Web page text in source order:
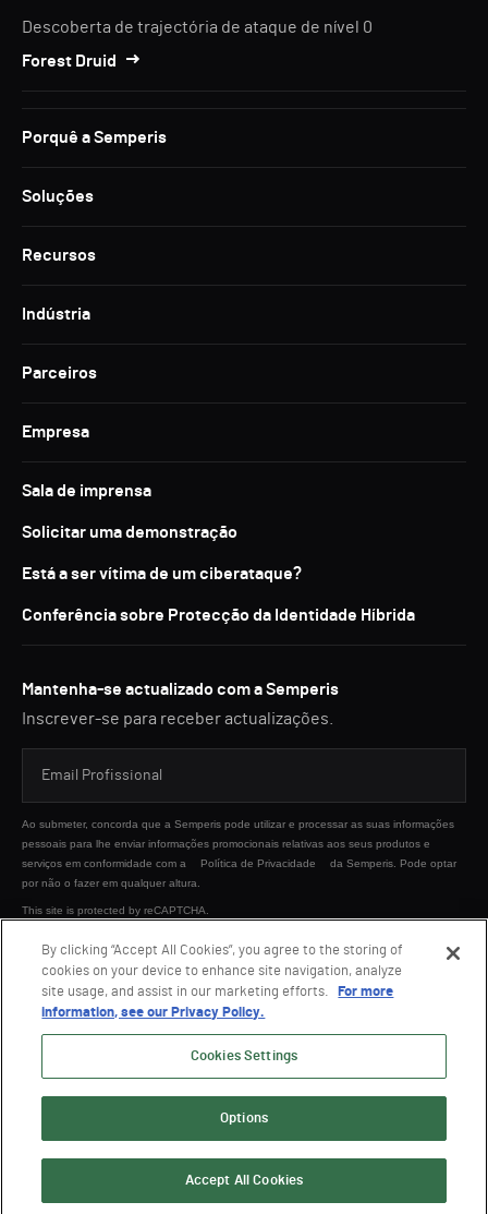
Descoberta de trajectória de ataque de nível 0
Forest Druid
Porquê a Semperis
Soluções
Recursos
Indústria
Parceiros
Empresa
Sala de imprensa
Solicitar uma demonstração
Está a ser vítima de um ciberataque?
Conferência sobre Protecção da Identidade Híbrida
Mantenha-se actualizado com a Semperis
Inscrever-se para receber actualizações.
Ao submeter, concorda que a Semperis pode utilizar e processar as suas informações
pessoais para lhe enviar informações promocionais relativas aos seus produtos e
serviços em conformidade com a
Política de Privacidade
da Semperis. Pode optar
por não o fazer em qualquer altura.
This site is protected by reCAPTCHA.
ENVIAR
© 2026 Semperis. Todos os direitos reservados.
Política de privacidade
Termos de Utilização
By clicking “Accept All Cookies”, you agree to the storing of
cookies on your device to enhance site navigation, analyze
site usage, and assist in our marketing efforts.
For more
information, see our Privacy Policy.
Cookies Settings
Options
Accept All Cookies